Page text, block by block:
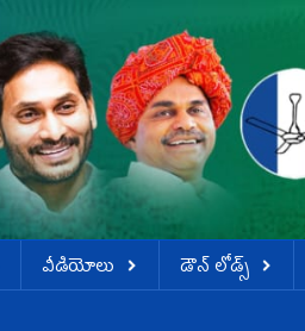
వీడియోలు డౌన్ లోడ్స్